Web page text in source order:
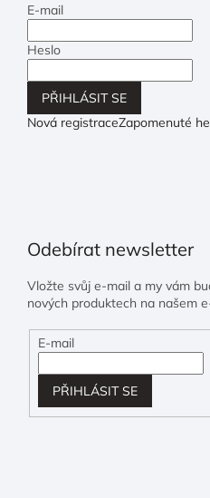
E-mail
Heslo
PŘIHLÁSIT SE
Nová registraceZapomenuté
Odebírat newsletter
Vložte svůj e-mail a my vám
nových produktech na našem
E-mail
PŘIHLÁSIT SE